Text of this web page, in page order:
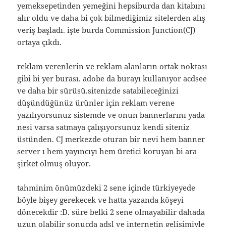
yemeksepetinden yemeğini hepsiburda dan kitabını
alır oldu ve daha bi çok bilmediğimiz sitelerden alış
veriş başladı. işte burda Commission Junction(CJ)
ortaya çıkdı.
reklam verenlerin ve reklam alanların ortak noktası
gibi bi yer burası. adobe da burayı kullanıyor acdsee
ve daha bir sürüsü.sitenizde satabileceğinizi
düşündüğünüz ürünler için reklam verene
yazılıyorsunuz sistemde ve onun bannerlarını yada
nesi varsa satmaya çalışıyorsunuz kendi siteniz
üstünden. CJ merkezde oturan bir nevi hem banner
server ı hem yayıncıyı hem üretici koruyan bi ara
şirket olmuş oluyor.
tahminim önümüzdeki 2 sene içinde türkiyeyede
böyle bişey gerekecek ve hatta yazanda köşeyi
dönecekdir :D. süre belki 2 sene olmayabilir dahada
uzun olabilir sonuçda adsl ve internetin gelişimiyle